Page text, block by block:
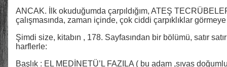
ANCAK. İlk okuduğumda çarpıldığım, ATEŞ
çalışmasında, zaman içinde, çok ciddi çarpıklıklar
Şimdi size, kitabın , 178. Sayfasından bir bölümü, satır
harflerle:
Başlık : EL MEDİNETÜ’L FAZILA ( bu adam ,sıvas